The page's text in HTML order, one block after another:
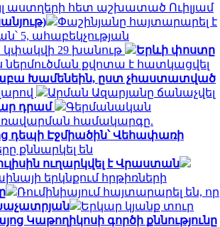
աստղերի հետ աշխատած Ուիլյամ
Փաշինյանը հայտարարել է
5, ահաբեկչության
կփակվի 29 խանութ
Երևի փոստը
ներմուծման քվոտա է հատկացվել
Խամենեին, ըստ չհաստատված
Արման Ազարյանը ճանաչվել
դրամ
Գերմանական
համակարգը.
դեպի Էջմիածին՝ Վեհափառի
քննարկել են
ուղարկվել է Վրաստան
երկնքում հրթիռների
Ռումինիայում հայտարարել են, որ
Երկար կյանք տուր
Կաթողիկոսի գործի քննությունը